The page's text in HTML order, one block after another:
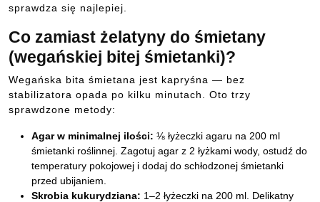
sprawdza się najlepiej.
Co zamiast żelatyny do śmietany
(wegańskiej bitej śmietanki)?
Wegańska bita śmietana jest kapryśna — bez
stabilizatora opada po kilku minutach. Oto trzy
sprawdzone metody:
Agar w minimalnej ilości: ⅛ łyżeczki agaru na 200 ml
śmietanki roślinnej. Zagotuj agar z 2 łyżkami wody, ostudź do
temperatury pokojowej i dodaj do schłodzonej śmietanki
przed ubijaniem.
Skrobia kukurydziana: 1–2 łyżeczki na 200 ml. Delikatny